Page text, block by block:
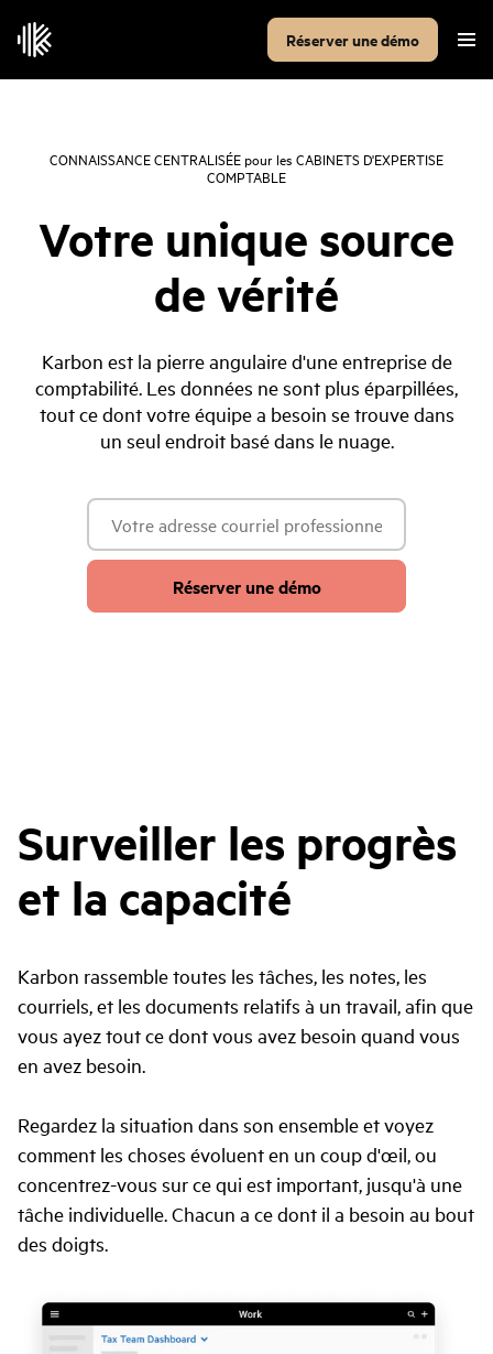
Réserver une démo
CONNAISSANCE CENTRALISÉE pour les CABINETS D'EXPERTISE
COMPTABLE
Votre unique source
de vérité
Karbon est la pierre angulaire d'une entreprise de
comptabilité. Les données ne sont plus éparpillées,
tout ce dont votre équipe a besoin se trouve dans
un seul endroit basé dans le nuage.
Réserver une démo
Surveiller les progrès
et la capacité
Karbon rassemble toutes les tâches, les notes, les
courriels, et les documents relatifs à un travail, afin que
vous ayez tout ce dont vous avez besoin quand vous
en avez besoin.
Regardez la situation dans son ensemble et voyez
comment les choses évoluent en un coup d'œil, ou
concentrez-vous sur ce qui est important, jusqu'à une
tâche individuelle. Chacun a ce dont il a besoin au bout
des doigts.